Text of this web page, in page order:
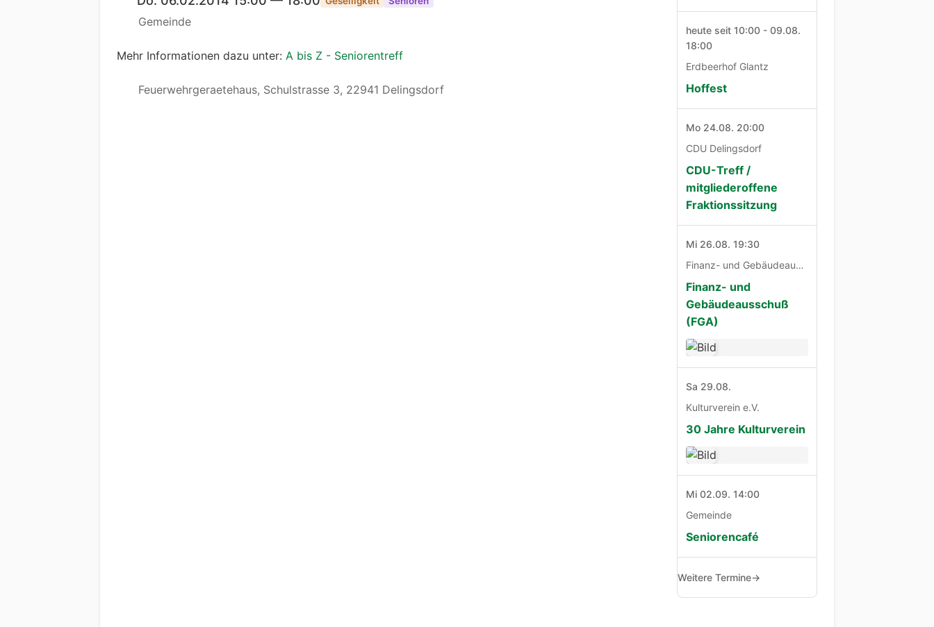
Gemeinde
Mehr Informationen dazu unter: A bis Z - Seniorentreff
Feuerwehrgeraetehaus, Schulstrasse 3, 22941 Delingsdorf
heute seit 10:00 - 09.08.
18:00
Erdbeerhof Glantz
Hoffest
Mo 24.08. 20:00
CDU Delingsdorf
CDU-Treff /
mitgliederoffene
Fraktionssitzung
Mi 26.08. 19:30
Finanz- und Gebäudeausschuß
Finanz- und
Gebäudeausschuß
(FGA)
Sa 29.08.
Kulturverein e.V.
30 Jahre Kulturverein
Mi 02.09. 14:00
Gemeinde
Seniorencafé
Weitere Termine→